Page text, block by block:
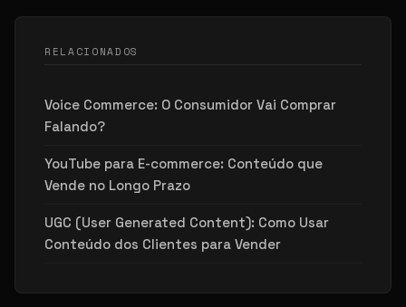
RELACIONADOS
Voice Commerce: O Consumidor Vai Comprar
Falando?
YouTube para E-commerce: Conteúdo que
Vende no Longo Prazo
UGC (User Generated Content): Como Usar
Conteúdo dos Clientes para Vender